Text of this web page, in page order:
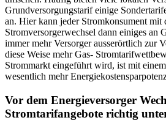
Grundversorgungstarif einige
an. Hier kann jeder Stromkonsument mit
Stromversorgerwechsel dann einiges an
immer mehr Versorger ausserörtlich zur
diese Weise mehr Gas-
Strommarkt eingeführt wird, ist mit
wesentlich mehr
Vor dem Energieversorger
Stromtarifangebote richtig